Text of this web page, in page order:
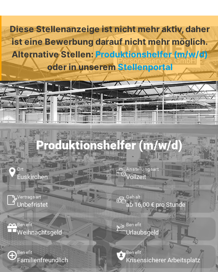
Diese Stellenanzeige ist nicht mehr aktiv, daher
ist eine Bewerbung darauf nicht mehr möglich.
Alternative Stellen:Produktionshelfer (m/w/d)
oder in unseremStellenportal
Produktionshelfer (m/w/d)
Ort
Euskirchen
Anstellungsart
Vollzeit
Vertragsart
Unbefristet
Gehalt
ab 16,00 € pro Stunde
Benefit
Weihnachtsgeld
Benefit
Urlaubsgeld
Benefit
Familienfreundlich
Benefit
Krisensicherer Arbeitsplatz